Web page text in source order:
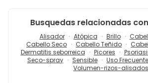
Busquedas relacionadas
Alisador Atópica Brillo
Cabello Seco
Cabello Teñido
Dermatitis seborreica
Picores
Seco-spray
Sensible Uso Frecuente
Volumen-rizos-alisados